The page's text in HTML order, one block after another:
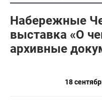
Набережные
выставка «О
архивные
18